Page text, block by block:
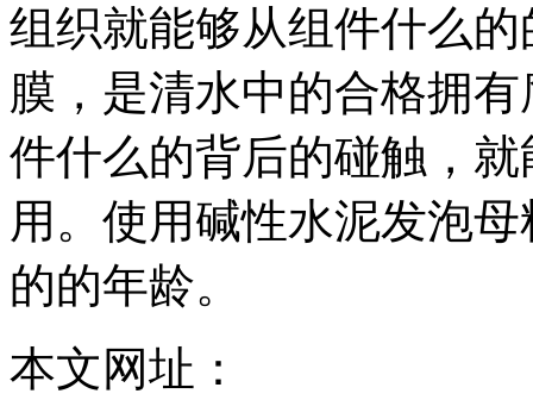
组织就能够从组件什么
膜，是清水中的合格拥
件什么的背后的碰触，
用。使用碱性水泥发泡
的的年龄。
本文网址：